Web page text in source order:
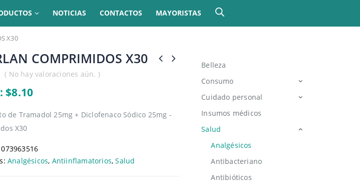
NOTICIAS CONTACTOS MAYORISTAS
X30
COMPRIMIDOS X30
( No hay valoraciones aún. )
$8.10
de Tramadol 25mg + Diclofenaco Sódico 25mg -
X30
Analgésicos, Antiinflamatorios,Salud
Belleza
Consumo
Cuidado personal
Insumos médicos
Salud
Analgésicos
Antibacteriano
Antibióticos